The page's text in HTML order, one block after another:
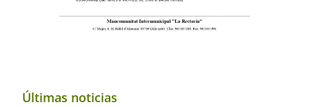
Últimas noticias